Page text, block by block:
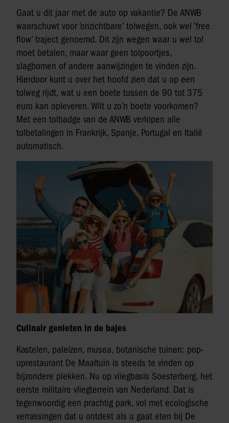
Gaat u dit jaar met de auto op vakantie? De ANWB
waarschuwt voor ’onzichtbare’ tolwegen, ook wel ’free
flow’ traject genoemd. Dit zijn wegen waar u wel tol
moet betalen, maar waar geen tolpoortjes,
slagbomen of andere aanwijzingen te vinden zijn.
Hierdoor kunt u over het hoofd zien dat u op een
tolweg rijdt, wat u een boete tussen de 90 tot 375
euro kan opleveren. Wilt u zo’n boete voorkomen?
Met een tolbadge van de ANWB verlopen alle
tolbetalingen in Frankrijk, Spanje, Portugal en Italië
automatisch.
Culinair genieten in de bajes
Kastelen, paleizen, musea, botanische tuinen: pop-
uprestaurant De Maaltuin is steeds te vinden op
bijzondere plekken. Nu op vliegbasis Soesterberg, het
eerste militaire vliegterrein van Nederland. Dat is
tegenwoordig een prachtig park, vol met ecologische
verrassingen dat u ontdekt als u gaat eten bij De